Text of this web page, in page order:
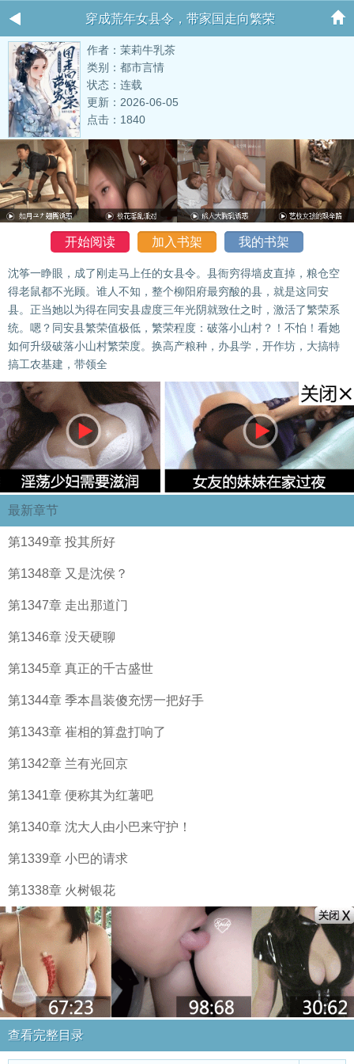
穿成荒年女县令，带家国走向繁荣
作者：茉莉牛乳茶
类别：都市言情
状态：连载
更新：2026-06-05
点击：1840
开始阅读 加入书架 我的书架
沈筝一睁眼，成了刚走马上任的女县令。县衙穷得墙皮直掉，粮仓空
得老鼠都不光顾。谁人不知，整个柳阳府最穷酸的县，就是这同安
县。正当她以为得在同安县虚度三年光阴就致仕之时，激活了繁荣系
统。嗯？同安县繁荣值极低，繁荣程度：破落小山村？！不怕！看她
如何升级破落小山村繁荣度。换高产粮种，办县学，开作坊，大搞特
搞工农基建，带领全
最新章节
第1349章 投其所好
第1348章 又是沈侯？
第1347章 走出那道门
第1346章 没天硬聊
第1345章 真正的千古盛世
第1344章 季本昌装傻充愣一把好手
第1343章 崔相的算盘打响了
第1342章 兰有光回京
第1341章 便称其为红薯吧
第1340章 沈大人由小巴来守护！
第1339章 小巴的请求
第1338章 火树银花
查看完整目录